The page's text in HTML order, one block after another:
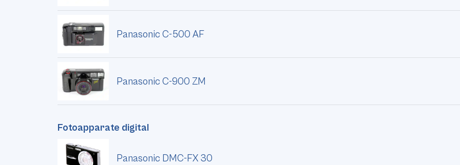
Panasonic C-500 AF
Panasonic C-900 ZM
Fotoapparate digital
Panasonic DMC-FX 30